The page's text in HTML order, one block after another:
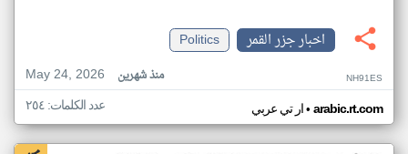
اخبار جزر القمر
Politics
May 24, 2026
منذ شهرين NH91ES
ار تي عربي• arabic.rt.com عدد الكلمات: ٢٥٤